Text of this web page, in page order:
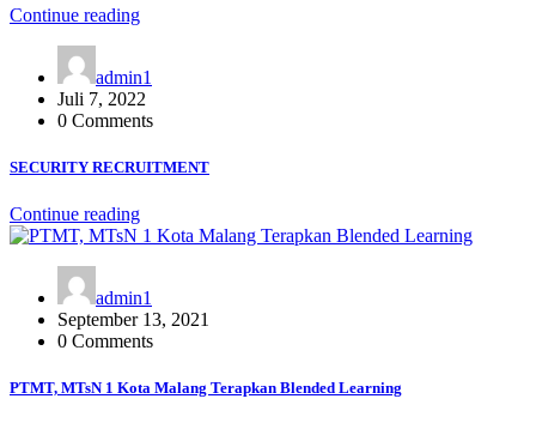
Continue reading
admin1
Juli 7, 2022
0 Comments
SECURITY RECRUITMENT
Continue reading
admin1
September 13, 2021
0 Comments
PTMT, MTsN 1 Kota Malang Terapkan Blended Learning